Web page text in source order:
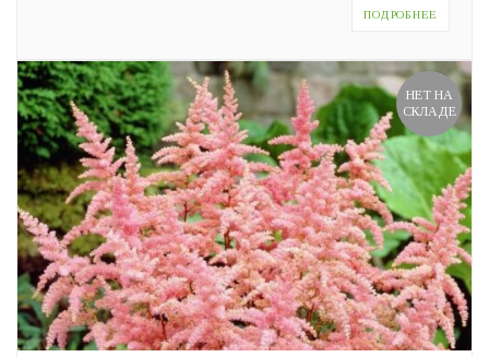
ПОДРОБНЕЕ
НЕТ НА
СКЛАДЕ